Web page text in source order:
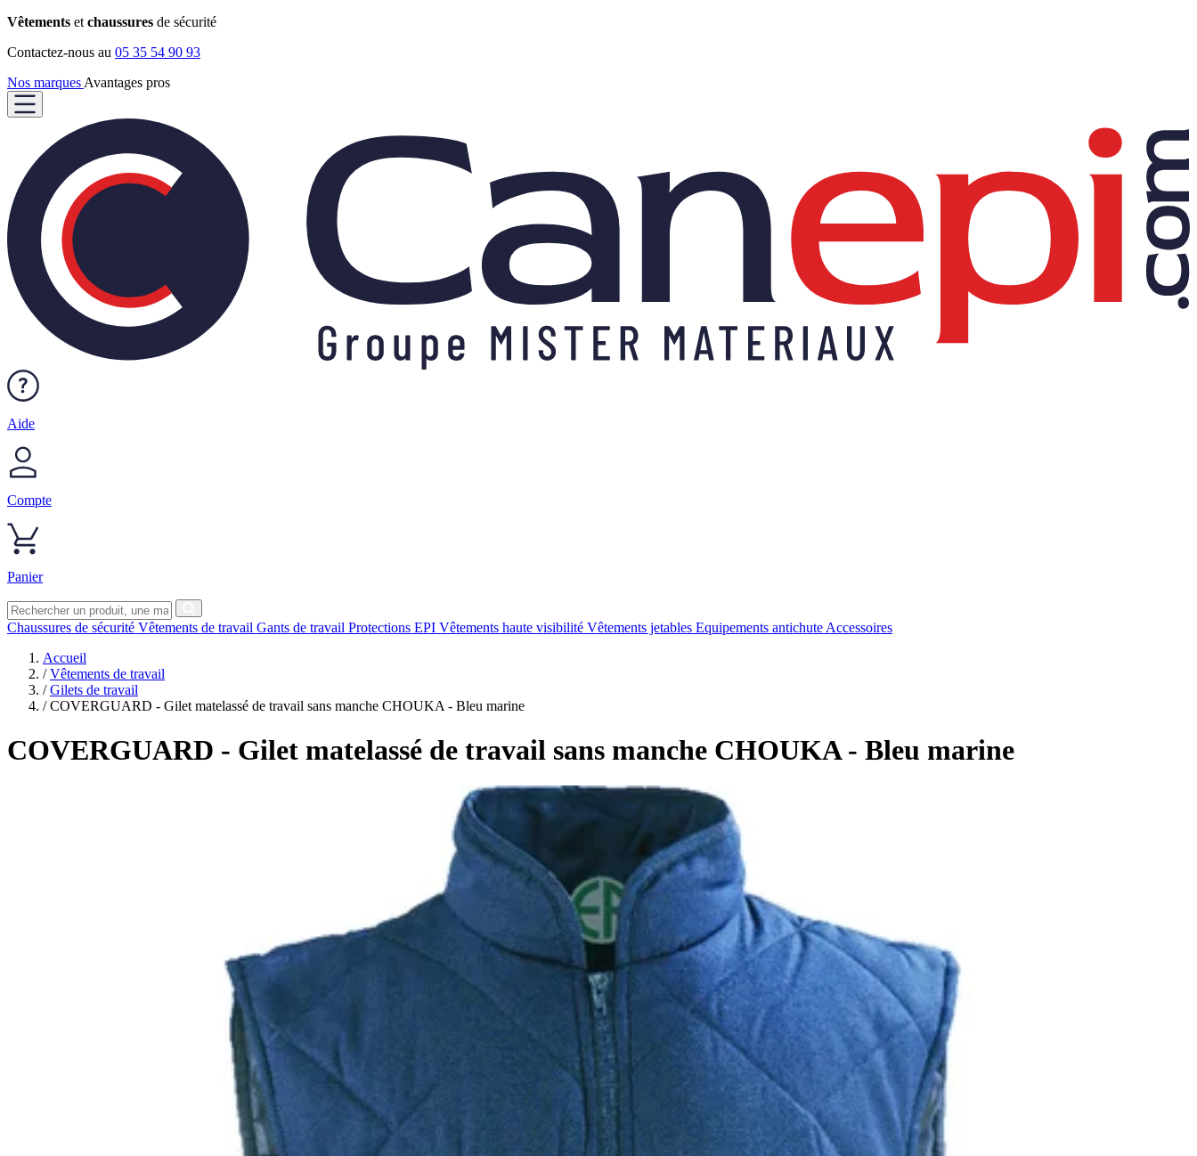
Vêtements et chaussures de sécurité
Contactez-nous au 05 35 54 90 93
Nos marques Avantages pros
Aide
Compte
Panier
Chaussures de sécurité Vêtements de travail Gants de travail Protections EPI Vêtements haute visibilité Vêtements jetables Equipements antichute Accessoires
Accueil
/ Vêtements de travail
/ Gilets de travail
/ COVERGUARD - Gilet matelassé de travail sans manche CHOUKA - Bleu marine
COVERGUARD - Gilet matelassé de travail sans manche CHOUKA - Bleu marine